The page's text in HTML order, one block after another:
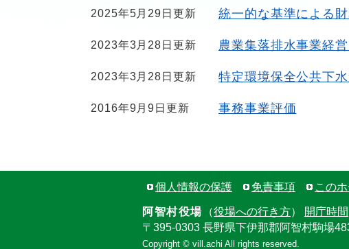
2025年5月29日更新 統一的な基準による
2023年3月28日更新 農業集落排水事業経
2023年3月28日更新 特定環境保全公共下
2016年9月9日更新 事務事業評価
個人情報の保護 免責事項 この
阿智村役場 （役場への行き方） 開庁時間
〒395-0303 長野県下伊那郡阿智村駒場
Copyright © vill.achi All rights reserved.